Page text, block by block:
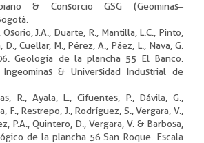
& Consorcio GSG (Geominas–
J.A., Duarte, R., Mantilla, L.C., Pinto,
D., Cuellar, M., Pérez, A., Páez, L., Nava, G.
Geología de la plancha 55 El Banco.
& Universidad Industrial de
R., Ayala, L., Cifuentes, P., Dávila, G.,
F., Restrepo, J., Rodríguez, S., Vergara, V.,
P.A., Quintero, D., Vergara, V. & Barbosa,
de la plancha 56 San Roque. Escala